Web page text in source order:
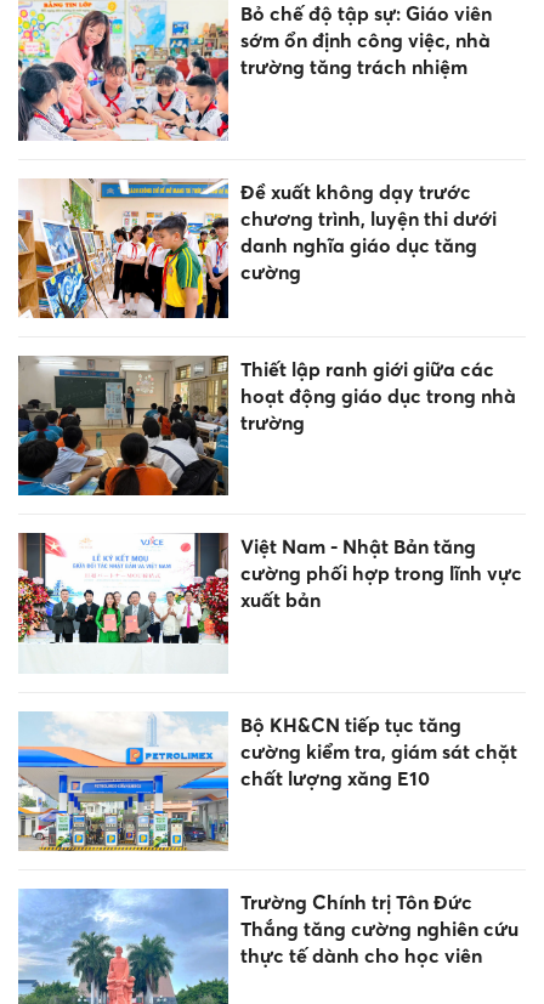
Bỏ chế độ tập sự: Giáo viên
sớm ổn định công việc, nhà
trường tăng trách nhiệm
Đề xuất không dạy trước
chương trình, luyện thi dưới
danh nghĩa giáo dục tăng
cường
Thiết lập ranh giới giữa các
hoạt động giáo dục trong nhà
trường
Việt Nam - Nhật Bản tăng
cường phối hợp trong lĩnh vực
xuất bản
Bộ KH&CN tiếp tục tăng
cường kiểm tra, giám sát chặt
chất lượng xăng E10
Trường Chính trị Tôn Đức
Thắng tăng cường nghiên cứu
thực tế dành cho học viên